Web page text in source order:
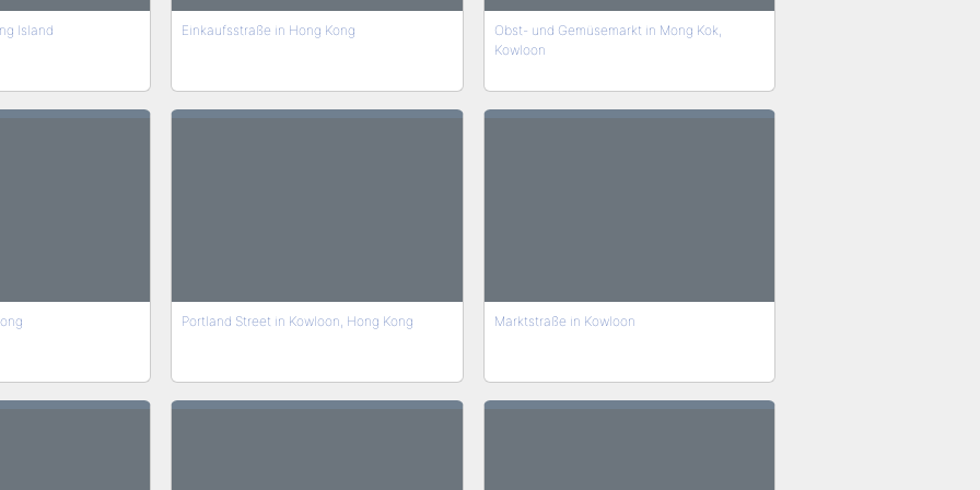
Island Einkaufsstraße in Hong Kong
Obst- und Gemüsemarkt in Mong Kok,
Kowloon
Portland Street in Kowloon, Hong Kong Marktstraße in Kowloon